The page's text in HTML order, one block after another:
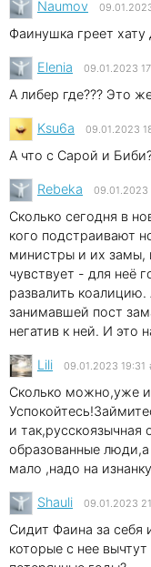
Naumov
Фаинушка греет
Elenia 09.01.2023
А либер где??? Это
Ksu6a 09.01.2023
А что с Сарой и
Rebeka 09.01.2023
Сколько сегодня в
кого подстраивают
министры и их замы,
чувствует - для неё
развалить
занимавшей пост
негатив к ней. И это
Lili 09.01.2023 19:31
Сколько можно,уже и
и так,русскоязычная
образованные люди,а
мало ,надо на
Shauli 09.01.2023
Сидит Фаина за себя
которые с нее